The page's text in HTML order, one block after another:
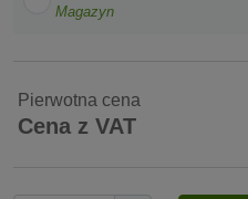
Magazyn
Pierwotna cena
Cena z VAT